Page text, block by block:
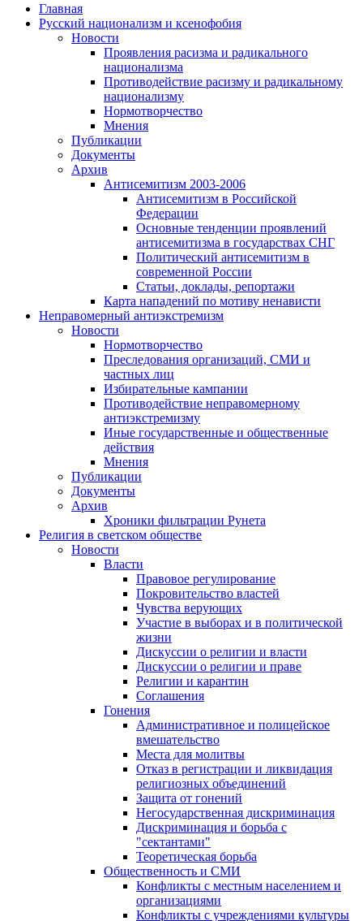
Главная
Русский национализм и ксенофобия
Новости
Проявления расизма и радикального
национализма
Противодействие расизму и радикальному
национализму
Нормотворчество
Мнения
Публикации
Документы
Архив
Антисемитизм 2003-2006
Антисемитизм в Российской
Федерации
Основные тенденции проявлений
антисемитизма в государствах СНГ
Политический антисемитизм в
современной России
Статьи, доклады, репортажи
Карта нападений по мотиву ненависти
Неправомерный антиэкстремизм
Новости
Нормотворчество
Преследования организаций, СМИ и
частных лиц
Избирательные кампании
Противодействие неправомерному
антиэкстремизму
Иные государственные и общественные
действия
Мнения
Публикации
Документы
Архив
Хроники фильтрации Рунета
Религия в светском обществе
Новости
Власти
Правовое регулирование
Покровительство властей
Чувства верующих
Участие в выборах и в политической
жизни
Дискуссии о религии и власти
Дискуссии о религии и праве
Религии и карантин
Соглашения
Гонения
Административное и полицейское
вмешательство
Места для молитвы
Отказ в регистрации и ликвидация
религиозных объединений
Защита от гонений
Негосударственная дискриминация
Дискриминация и борьба с
"сектантами"
Теоретическая борьба
Общественность и СМИ
Конфликты с местным населением и
организациями
Конфликты с учреждениями культуры